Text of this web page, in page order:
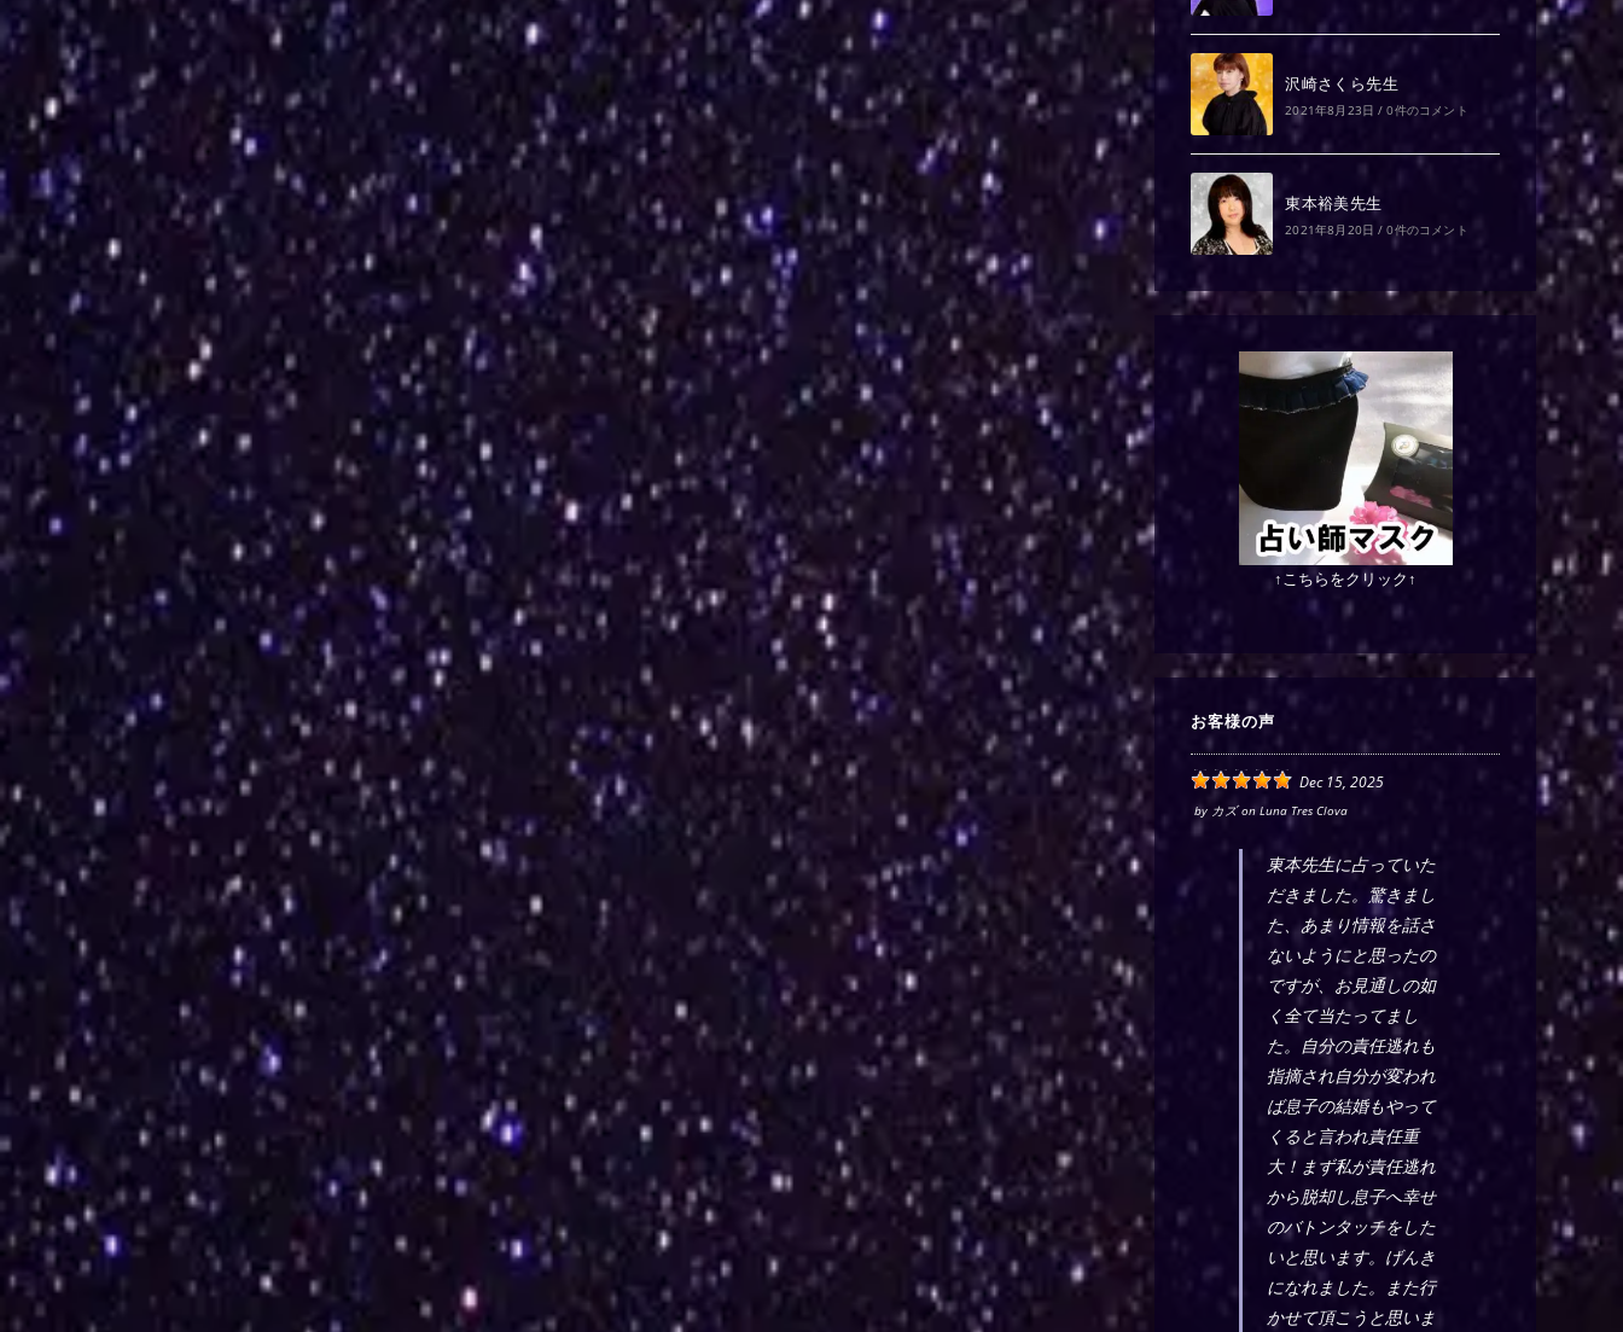
沢崎さくら先生
2021年8月23日 / 0件のコメント
東本裕美先生
2021年8月20日 / 0件のコメント
↑こちらをクリック↑
お客様の声
Dec 15, 2025
by カズon Luna Tres Clova
東本先生に占っていた
だきました。驚きまし
た、あまり情報を話さ
ないようにと思ったの
ですが、お見通しの如
く全て当たってまし
た。自分の責任逃れも
指摘され自分が変われ
ば息子の結婚もやって
くると言われ責任重
大！まず私が責任逃れ
から脱却し息子へ幸せ
のバトンタッチをした
いと思います。げんき
になれました。また行
かせて頂こうと思いま